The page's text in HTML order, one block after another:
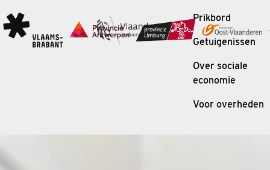
Prikbord
Getuigenissen
Over sociale
economie
Voor overheden